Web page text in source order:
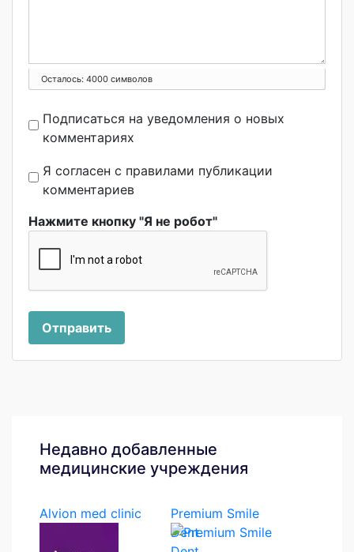
Осталось: 4000 символов
Подписаться на уведомления о новых
комментариях
Я согласен с правилами публикации
комментариев
Нажмите кнопку "Я не робот"
Отправить
Недавно добавленные
медицинские учреждения
Alvion med clinic
Premium Smile
Dent